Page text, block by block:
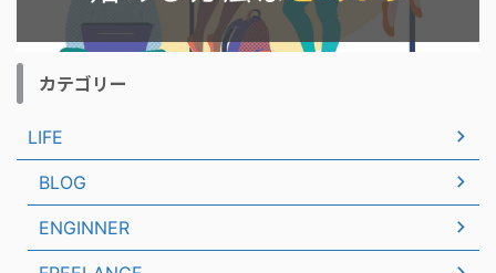
カテゴリー
LIFE
BLOG
ENGINNER